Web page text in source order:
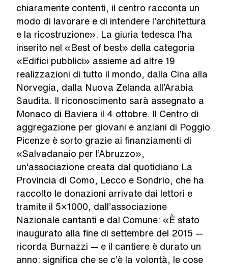
chiaramente contenti, il centro racconta un
modo di lavorare e di intendere l’architettura
e la ricostruzione». La giuria tedesca l’ha
inserito nel «Best of best» della categoria
«Edifici pubblici» assieme ad altre 19
realizzazioni di tutto il mondo, dalla Cina alla
Norvegia, dalla Nuova Zelanda all’Arabia
Saudita. Il riconoscimento sarà assegnato a
Monaco di Baviera il 4 ottobre. Il Centro di
aggregazione per giovani e anziani di Poggio
Picenze è sorto grazie ai finanziamenti di
«Salvadanaio per l’Abruzzo»,
un’associazione creata dal quotidiano La
Provincia di Como, Lecco e Sondrio, che ha
raccolto le donazioni arrivate dai lettori e
tramite il 5×1000, dall’associazione
Nazionale cantanti e dal Comune: «È stato
inaugurato alla fine di settembre del 2015 —
ricorda Burnazzi — e il cantiere è durato un
anno: significa che se c’è la volontà, le cose